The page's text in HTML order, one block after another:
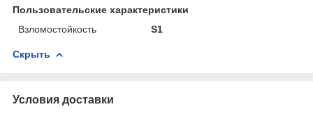
Пользовательские характеристики
Взломостойкость
S1
Скрыть
Условия доставки